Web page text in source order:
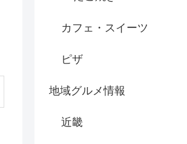
カフェ・スイーツ
ピザ
地域グルメ情報
近畿